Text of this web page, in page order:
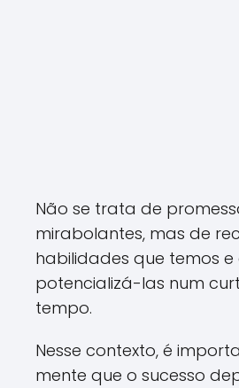
Não se trata de
mirabolantes, mas de
habilidades que temos
potencializá-las num
tempo.
Nesse contexto, é
mente que o sucesso